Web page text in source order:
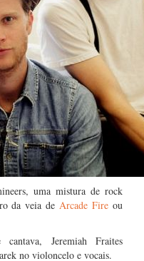
uma mistura de rock
da veia deArcade Fire ou
Jeremiah Fraites
no violoncelo e vocais.